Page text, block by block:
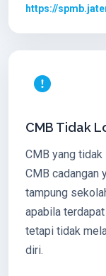
https://
CMB Tidak
CMB yang
CMB cadangan
tampung
apabila
tetapi tidak
diri.